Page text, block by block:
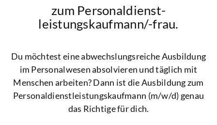
zum Personaldienst­
leistungskaufmann/-frau.
Du möchtest eine abwechslungsreiche Ausbildung
im Personalwesen absolvieren und täglich mit
Menschen arbeiten? Dann ist die Ausbildung zum
Personaldienstleistungskaufmann (m/w/d) genau
das Richtige für dich.